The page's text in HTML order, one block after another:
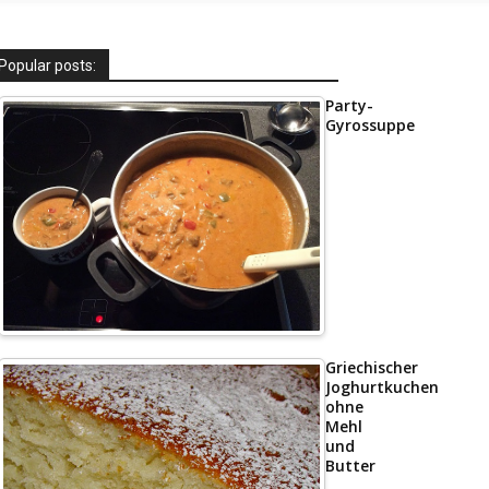
Popular posts:
Party-
Gyrossuppe
Griechischer
Joghurtkuchen
ohne
Mehl
und
Butter